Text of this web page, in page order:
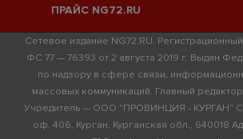
ПРАЙС NG72.RU
Сетевое издание NG72.RU.
ФС 77 — 76393 от 2 августа 2019 г. Выдан
по надзору в сфере связи,
массовых коммуникаций. Главный
Учредитель — ООО "ПРОВИНЦИЯ - КУРГАН"
оф. 406, Курган, Курганская обл., 640018